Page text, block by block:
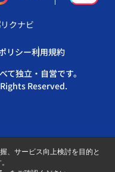
リシー利用規約
て独立・自営です。
Reserved.
、サービス向上検討を目的と